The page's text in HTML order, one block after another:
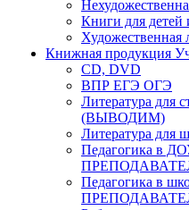
Книги для детей
Художественная
Книжная продукция
CD, DVD
ВПР ЕГЭ ОГЭ
Литература для
(ВЫВОДИМ)
Литература для
Педагогика в
Педагогика в